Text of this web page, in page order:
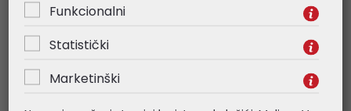
inverter 12V na 230V,
Sine Wave (INV15)
269,66 €
inverter 24V na 230V,
Funkcionalni
Statistički
Marketinški